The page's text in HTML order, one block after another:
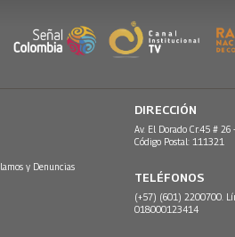
y Denuncias
DIRECCIÓN
Av. El Dorado Cr.45 # 26
Código Postal: 111321
TELÉFONOS
(+57) (601) 2200700.
018000123414